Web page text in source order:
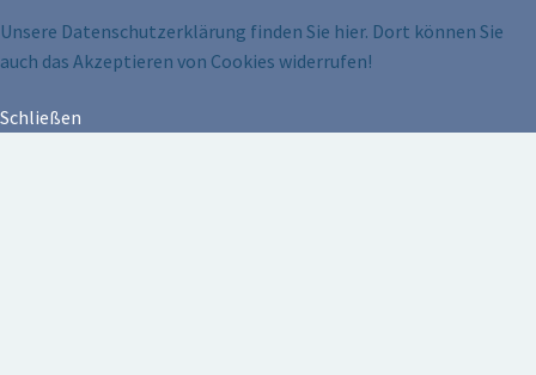
Unsere Datenschutzerklärung finden Sie hier. Dort können Sie
auch das Akzeptieren von Cookies widerrufen!
Schließen